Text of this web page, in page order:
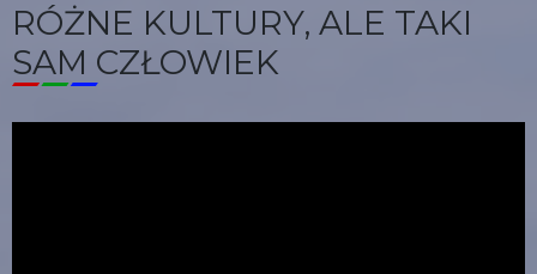
RÓŻNE KULTURY, ALE TAKI
SAM CZŁOWIEK